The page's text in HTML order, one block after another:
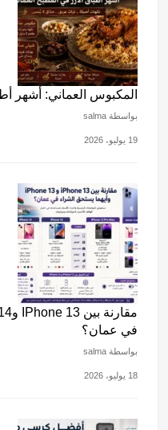
المكبوس العماني: أشهر
بواسطة salma
19 يوليو، 2026
في عمان؟
بواسطة salma
18 يوليو، 2026